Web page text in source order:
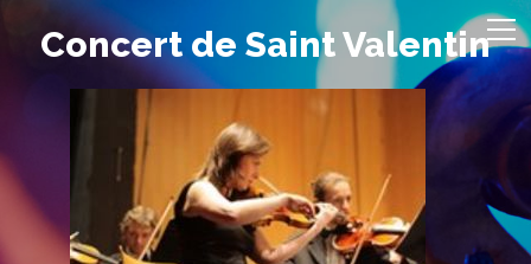
Concert de Saint Valentin